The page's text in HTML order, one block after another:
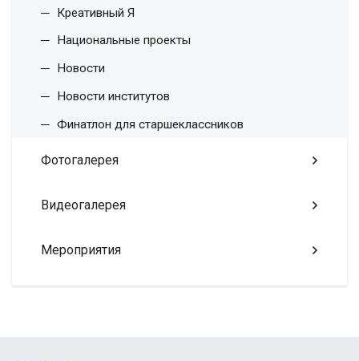
Креативный Я
Национальные проекты
Новости
Новости институтов
Финатлон для старшеклассников
Фотогалерея
Видеогалерея
Мероприятия